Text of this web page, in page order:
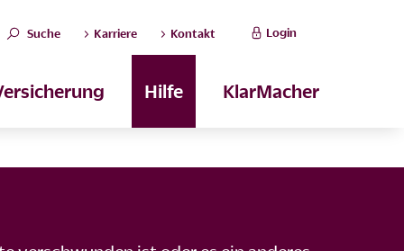
Suche Karriere Kontakt Login
Hilfe KlarMacher